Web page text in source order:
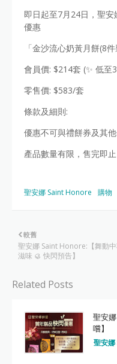
即日起至7月24日，聖
優惠
「金沙流心奶黃月餅(8
會員價: $214套 (✨ 低至
零售價: $583/套
條款及細則:
優惠不可與禮餅券及其
產品數量有限，售完即
聖安娜 Saint Honore 購物
較舊
聖安娜 Saint Honore:【舞動
滋味 🥮 快閃預告】
Related Posts
聖安
嚐】
聖安